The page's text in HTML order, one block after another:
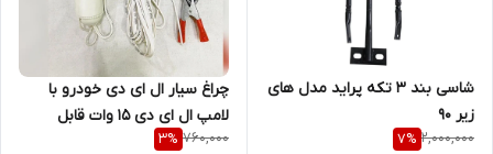
شاسی بند 3 تکه پراید مدل های
زیر 90
2,000,000
7%
چراغ سیار ال ای دی خودرو با
لامپ ال ای دی 15 وات قابل
تعویض
760,000
3%